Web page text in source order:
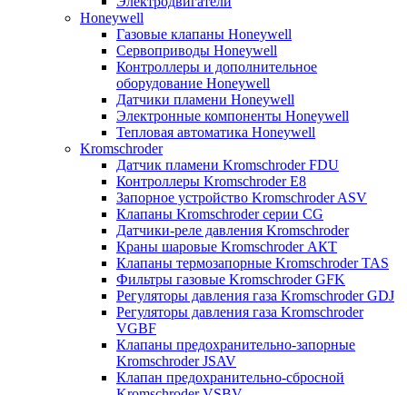
Honeywell
Газовые клапаны Honeywell
Сервоприводы Honeywell
Контроллеры и дополнительное
оборудование Honeywell
Датчики пламени Honeywell
Электронные компоненты Honeywell
Тепловая автоматика Honeywell
Kromschroder
Датчик пламени Kromschroder FDU
Контроллеры Kromschroder E8
Запорное устройство Kromschroder ASV
Клапаны Kromschroder серии CG
Датчики-реле давления Kromschroder
Краны шаровые Kromschroder АКТ
Клапаны термозапорные Kromschroder TAS
Фильтры газовые Kromschroder GFK
Регуляторы давления газа Kromschroder GDJ
Регуляторы давления газа Kromschroder
VGBF
Клапаны предохранительно-запорные
Kromschroder JSAV
Клапан предохранительно-сбросной